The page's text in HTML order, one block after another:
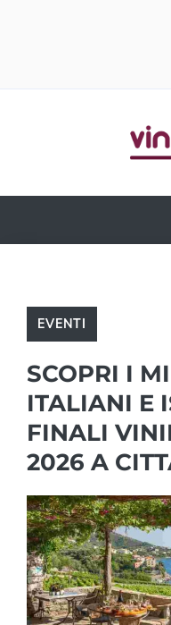
EVENTI
SCOPRI I
ITALIANI E
FINALI
2026 A